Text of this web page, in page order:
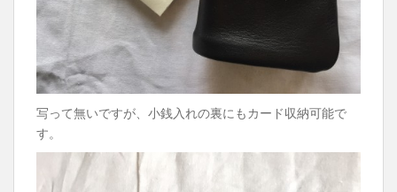
写って無いですが、小銭入れの裏にもカード収納可能で
す。